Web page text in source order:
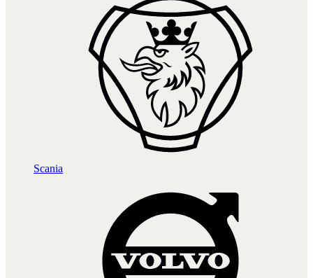
Scania